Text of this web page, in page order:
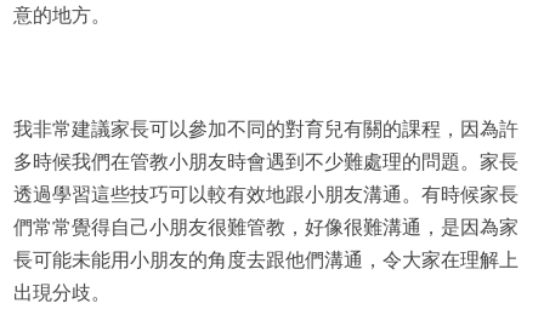
意的地方。
我非常建議家長可以參加不同的對育兒有關的課程，因為許
多時候我們在管教小朋友時會遇到不少難處理的問題。家長
透過學習這些技巧可以較有效地跟小朋友溝通。有時候家長
們常常覺得自己小朋友很難管教，好像很難溝通，是因為家
長可能未能用小朋友的角度去跟他們溝通，令大家在理解上
出現分歧。